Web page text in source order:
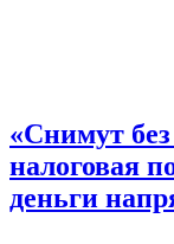
«Снимут
налоговая
деньги